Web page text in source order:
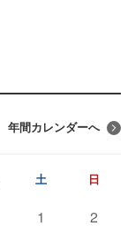
年間カレンダーへ
土 日
1
2